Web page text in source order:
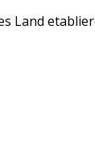
Land